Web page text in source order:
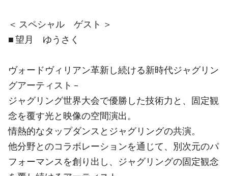
＜ スペシャル ゲスト ＞
■ 望月 ゆうさく
ヴォードヴィリアン革新し続ける新時代ジャグリン
グアーティスト –
ジャグリング世界大会で優勝した技術力と、固定観
念を覆す光と映像の空間演出。
情熱的なタップダンスとジャグリングの共演。
他分野とのコラボレーションを通じて、別次元のパ
フォーマンスを創り出し、ジャグリングの固定観念